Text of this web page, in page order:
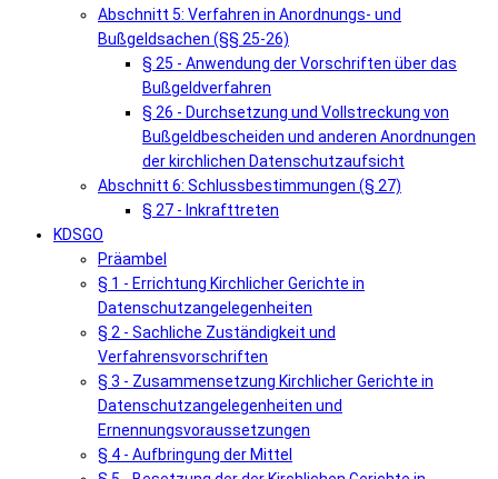
Abschnitt 5: Verfahren in Anordnungs- und
Bußgeldsachen (§§ 25-26)
§ 25 - Anwendung der Vorschriften über das
Bußgeldverfahren
§ 26 - Durchsetzung und Vollstreckung von
Bußgeldbescheiden und anderen Anordnungen
der kirchlichen Datenschutzaufsicht
Abschnitt 6: Schlussbestimmungen (§ 27)
§ 27 - Inkrafttreten
KDSGO
Präambel
§ 1 - Errichtung Kirchlicher Gerichte in
Datenschutzangelegenheiten
§ 2 - Sachliche Zuständigkeit und
Verfahrensvorschriften
§ 3 - Zusammensetzung Kirchlicher Gerichte in
Datenschutzangelegenheiten und
Ernennungsvoraussetzungen
§ 4 - Aufbringung der Mittel